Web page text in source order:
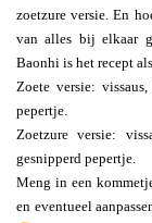
zoetzure versie. En
van alles bij elkaar
Baonhi is het recept
Zoete versie:
pepertje.
Zoetzure versie:
gesnipperd pepertje.
Meng in een
en eventueel